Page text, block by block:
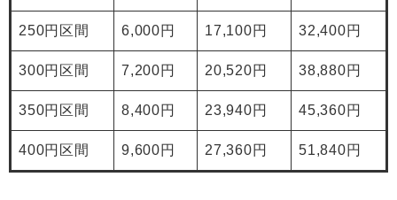
250円区間 6,000円 17,100円 32,400円
300円区間 7,200円 20,520円 38,880円
350円区間 8,400円 23,940円 45,360円
400円区間 9,600円 27,360円 51,840円